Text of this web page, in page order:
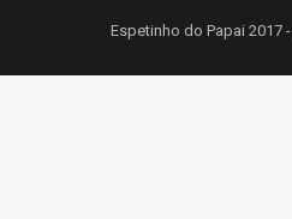
Espetinho do Papai 2017 -